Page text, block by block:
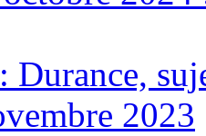
Durance,
2023